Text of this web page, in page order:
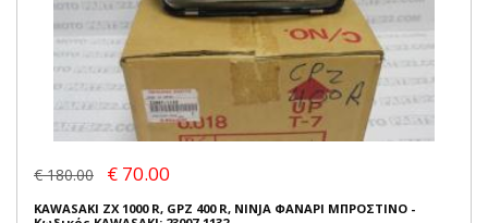
€ 180.00 € 70.00
KAWASAKI ZX 1000 R, GPZ 400 R, NINJA ΦΑΝΑΡΙ ΜΠΡΟΣΤΙΝΟ -